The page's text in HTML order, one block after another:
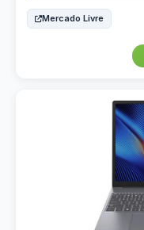
Mercado Livre